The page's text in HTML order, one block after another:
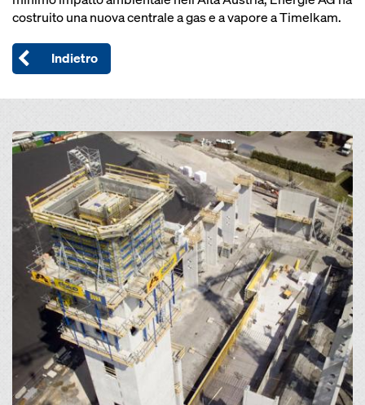
costruito una nuova centrale a gas e a vapore a Timelkam.
Indietro
Open